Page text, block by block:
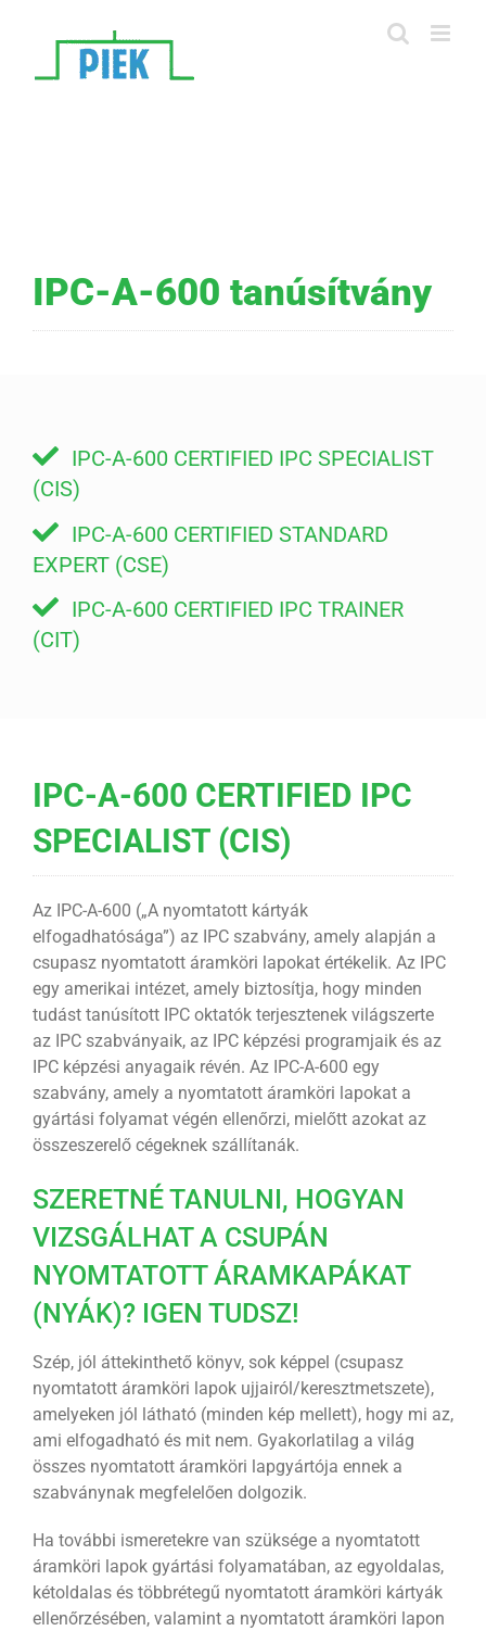
IPC-A-600 tanúsítvány
IPC-A-600 CERTIFIED IPC SPECIALIST
(CIS)
IPC-A-600 CERTIFIED STANDARD
EXPERT (CSE)
IPC-A-600 CERTIFIED IPC TRAINER
(CIT)
IPC-A-600 CERTIFIED IPC
SPECIALIST (CIS)
Az IPC-A-600 („A nyomtatott kártyák
elfogadhatósága”) az IPC szabvány, amely alapján a
csupasz nyomtatott áramköri lapokat értékelik. Az IPC
egy amerikai intézet, amely biztosítja, hogy minden
tudást tanúsított IPC oktatók terjesztenek világszerte
az IPC szabványaik, az IPC képzési programjaik és az
IPC képzési anyagaik révén. Az IPC-A-600 egy
szabvány, amely a nyomtatott áramköri lapokat a
gyártási folyamat végén ellenőrzi, mielőtt azokat az
összeszerelő cégeknek szállítanák.
SZERETNÉ TANULNI, HOGYAN
VIZSGÁLHAT A CSUPÁN
NYOMTATOTT ÁRAMKAPÁKAT
(NYÁK)? IGEN TUDSZ!
Szép, jól áttekinthető könyv, sok képpel (csupasz
nyomtatott áramköri lapok ujjairól/keresztmetszete),
amelyeken jól látható (minden kép mellett), hogy mi az,
ami elfogadható és mit nem. Gyakorlatilag a világ
összes nyomtatott áramköri lapgyártója ennek a
szabványnak megfelelően dolgozik.
Ha további ismeretekre van szüksége a nyomtatott
áramköri lapok gyártási folyamatában, az egyoldalas,
kétoldalas és többrétegű nyomtatott áramköri kártyák
ellenőrzésében, valamint a nyomtatott áramköri lapon